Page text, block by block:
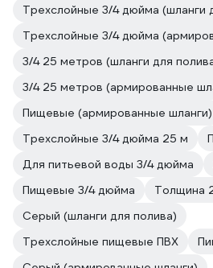
Трехслойные 3/4 дюйма (шланги
Трехслойные 3/4 дюйма
3/4 25 метров (шланги для
3/4 25 метров (армированные
Пищевые (армированные шланги)
Трехслойные 3/4 дюйма 25 м
Для питьевой воды 3/4 дюйма
Пищевые 3/4 дюйма
Толщина
Серый (шланги для полива)
Трехслойные пищевые ПВХ